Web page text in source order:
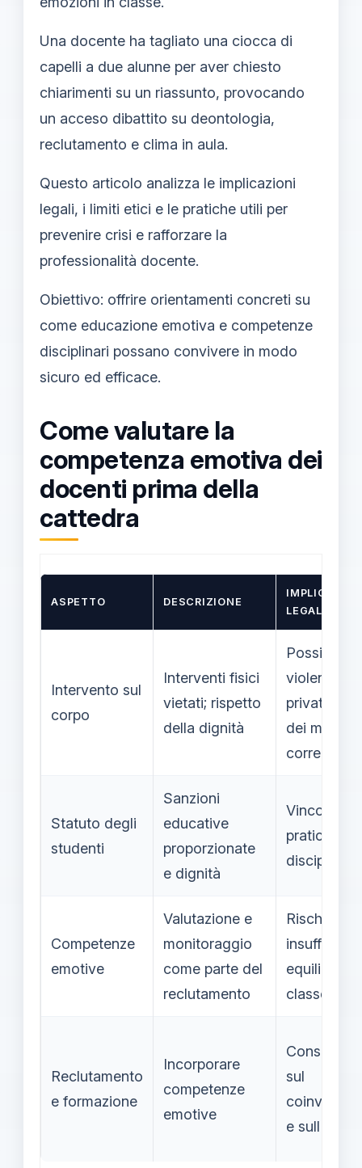
Una docente ha tagliato una ciocca di
capelli a due alunne per aver chiesto
chiarimenti su un riassunto, provocando
un acceso dibattito su deontologia,
reclutamento e clima in aula.
Questo articolo analizza le implicazioni
legali, i limiti etici e le pratiche utili per
prevenire crisi e rafforzare la
professionalità docente.
Obiettivo: offrire orientamenti concreti su
come educazione emotiva e competenze
disciplinari possano convivere in modo
sicuro ed efficace.
Come valutare la
competenza emotiva dei
docenti prima della
cattedra
ASPETTO DESCRIZIONE
LEGALI
Intervento sul
corpo
Interventi fisici
vietati; rispetto
della dignità
Possibili
violenza
privata o
dei mezzi
correzione
Statuto degli
studenti
Sanzioni
educative
proporzionate
e dignità
Vincoli
pratiche
disciplinari
Competenze
emotive
Valutazione e
monitoraggio
come parte del
reclutamento
Rischio di
equilibrio in
classe
Reclutamento
e formazione
Incorporare
competenze
emotive
sul
e